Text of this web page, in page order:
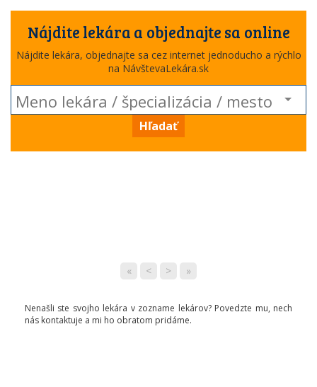
Nájdite lekára a objednajte sa online
Nájdite lekára, objednajte sa cez internet jednoducho a rýchlo
na NávštevaLekára.sk
Hľadať
« < > »
Nenašli ste svojho lekára v zozname lekárov? Povedzte mu, nech
nás kontaktuje a mi ho obratom pridáme.